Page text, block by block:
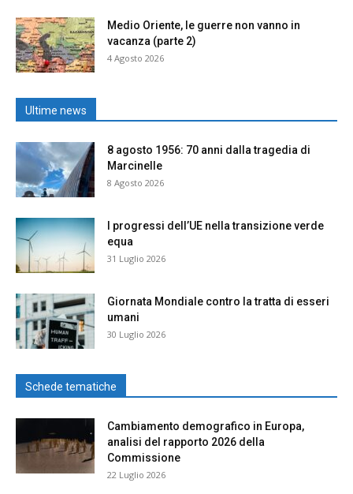
Medio Oriente, le guerre non vanno in
vacanza (parte 2)
4 Agosto 2026
Ultime news
8 agosto 1956: 70 anni dalla tragedia di
Marcinelle
8 Agosto 2026
I progressi dell’UE nella transizione verde
equa
31 Luglio 2026
Giornata Mondiale contro la tratta di esseri
umani
30 Luglio 2026
Schede tematiche
Cambiamento demografico in Europa,
analisi del rapporto 2026 della
Commissione
22 Luglio 2026